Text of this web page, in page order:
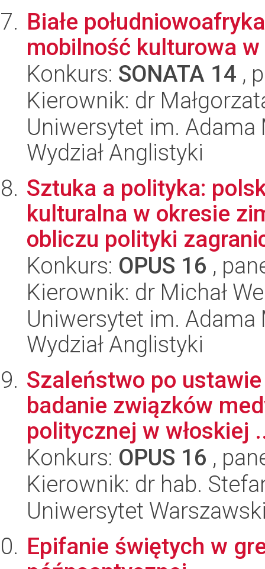
Białe
mobilność kulturowa
Konkurs: SONATA 14 ,
Kierownik: dr
Uniwersytet im.
Wydział Anglistyki
Sztuka a polityka:
kulturalna w okresie
obliczu polityki
Konkurs: OPUS 16 ,
Kierownik: dr Michał
Uniwersytet im.
Wydział Anglistyki
Szaleństwo po
badanie związków
politycznej w włoskiej
Konkurs: OPUS 16 ,
Kierownik: dr hab.
Uniwersytet
Epifanie świętych w